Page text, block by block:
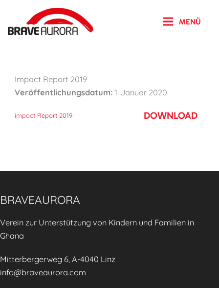
springen
MENÜ
Impact Report 2019
Veröffentlichungsdatum: 1. Januar 2020
impact Report 2019 DOWNLOAD
BRAVEAURORA
Verein zur Unterstützung von Kindern und Familien in
Ghana
Mitterbergerweg 6, A-4040 Linz
info@braveaurora.com